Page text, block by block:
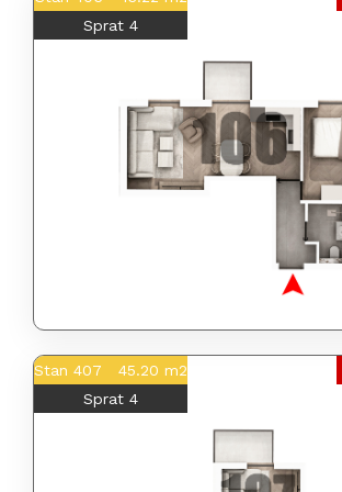
Sprat 4
Stan 407 45.20 m2
Sprat 4